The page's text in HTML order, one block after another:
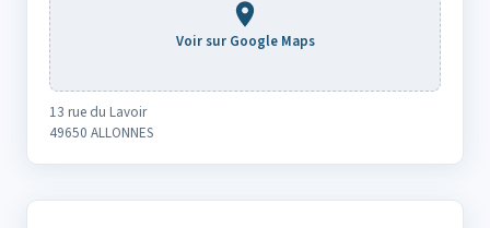
Voir sur Google Maps
13 rue du Lavoir
49650 ALLONNES